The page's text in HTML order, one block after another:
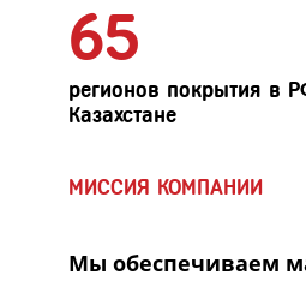
65
регионов покрытия в
Казахстане
МИССИЯ КОМПАНИИ
Мы обеспечиваем